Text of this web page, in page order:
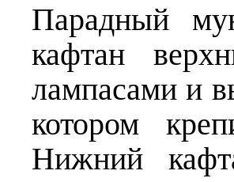
Парадный
кафтан
лампасами и
котором
Нижний